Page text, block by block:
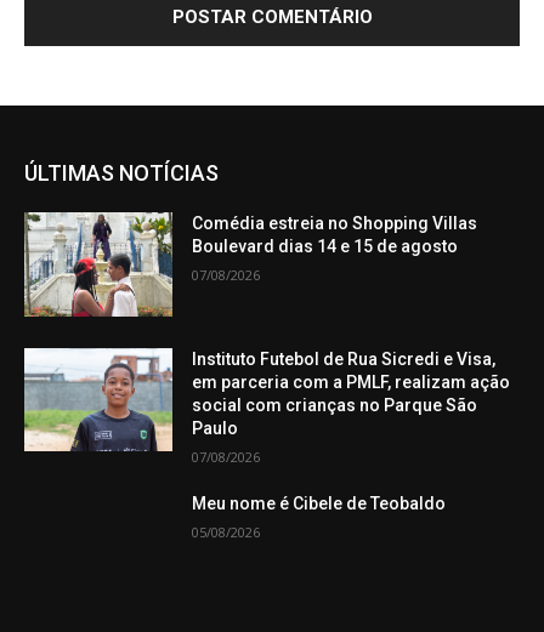
ÚLTIMAS NOTÍCIAS
Comédia estreia no Shopping Villas
Boulevard dias 14 e 15 de agosto
07/08/2026
Instituto Futebol de Rua Sicredi e Visa,
em parceria com a PMLF, realizam ação
social com crianças no Parque São
Paulo
07/08/2026
Meu nome é Cibele de Teobaldo
05/08/2026